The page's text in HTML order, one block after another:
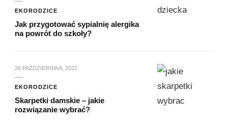
EKORODZICE
Jak przygotować sypialnię alergika
na powrót do szkoły?
26 PAŹDZIERNIKA, 2022
EKORODZICE
Skarpetki damskie – jakie
rozwiązanie wybrać?